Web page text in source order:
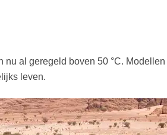
al geregeld boven 50 °C.
leven.